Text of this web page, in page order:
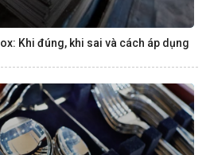
Khi đúng, khi sai và cách áp dụng